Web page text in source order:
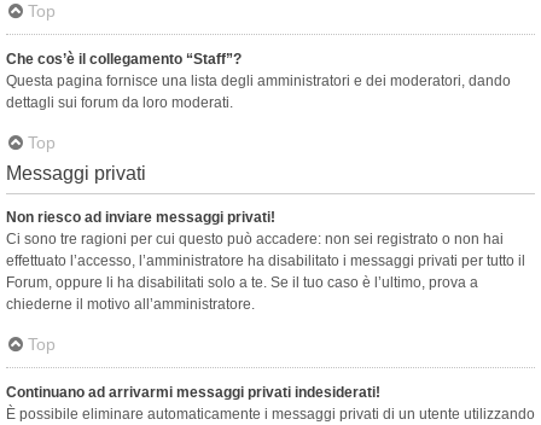
Top
Che cos’è il collegamento “Staff”?
Questa pagina fornisce una lista degli amministratori e dei moderatori, dando
dettagli sui forum da loro moderati.
Top
Messaggi privati
Non riesco ad inviare messaggi privati!
Ci sono tre ragioni per cui questo può accadere: non sei registrato o non hai
effettuato l’accesso, l’amministratore ha disabilitato i messaggi privati per tutto il
Forum, oppure li ha disabilitati solo a te. Se il tuo caso è l’ultimo, prova a
chiederne il motivo all’amministratore.
Top
Continuano ad arrivarmi messaggi privati indesiderati!
È possibile eliminare automaticamente i messaggi privati ​​di un utente utilizzando